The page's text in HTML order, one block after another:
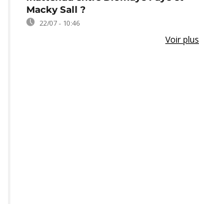
Macky Sall ?
22/07 - 10:46
Voir plus